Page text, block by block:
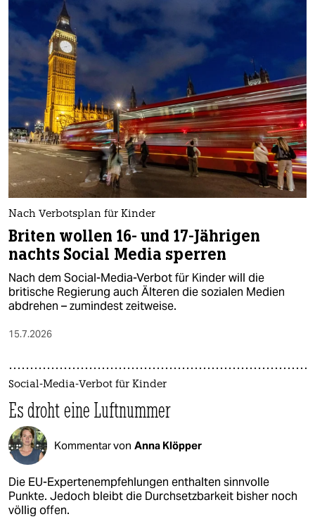
Nach Verbotsplan für Kinder
Briten wollen 16- und 17-Jährigen
nachts Social Media sperren
Nach dem Social-Media-Verbot für Kinder will die
britische Regierung auch Älteren die sozialen Medien
abdrehen – zumindest zeitweise.
15.7.2026
Social-Media-Verbot für Kinder
Es droht eine Luftnummer
Kommentar von Anna Klöpper
Die EU-Expertenempfehlungen enthalten sinnvolle
Punkte. Jedoch bleibt die Durchsetzbarkeit bisher noch
völlig offen.